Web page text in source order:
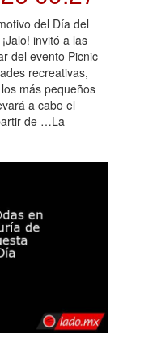
del Día del
invitó a las
del evento Picnic
recreativas,
más pequeños
a cabo el
de …La